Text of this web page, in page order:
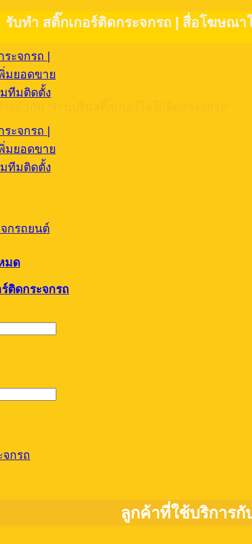
รับทำ สติ๊กเกอร์ติดกระจกรถ | สื่อโฆษณ
มด
ติดกระจกรถ
กรถยนต์
จกรถ
ลูกค้าที่ใช้บริการ